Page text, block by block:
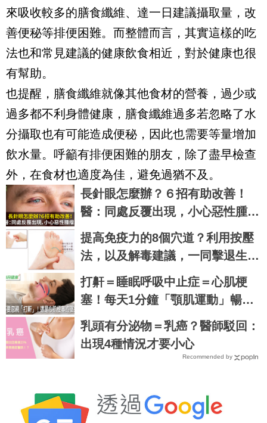
來吸收較多的膳食纖維、達一日建議攝取量，改
善便秘等排便困難。而整體而言，其實這樣的吃
法也和常見建議的健康飲食相近，對於健康也很
有幫助。
也提醒，膳食纖維就像其他食材的營養，過少或
過多都不利身體健康，膳食纖維過多若忽略了水
分攝取也有可能造成便秘，因此也需要等量增加
飲水量。呼籲有排便困難的朋友，除了盡早檢查
外，在食材也適度為佳，避免過猶不及。
長針眼怎麼辦？６招有助改善！
醫：同處反覆出現，小心惡性腫
瘤。
提高免疫力的8個穴道？利用按壓
法，以及解毒建議，一同擊退生
病...
打鼾＝睡眠呼吸中止症＝心肌梗
塞！每天1分鐘「顎肌運動」暢通
氣管，救自己也救枕邊人｜每日健
康 Health
乳頭有分泌物＝乳癌？醫師駁回：
出現4種情況才要小心
Recommended by